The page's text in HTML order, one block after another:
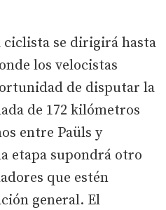
ciclista se dirigirá hasta
los velocistas
de disputar la
de 172 kilómetros
entre Paüls y
etapa supondrá otro
que estén
general. El